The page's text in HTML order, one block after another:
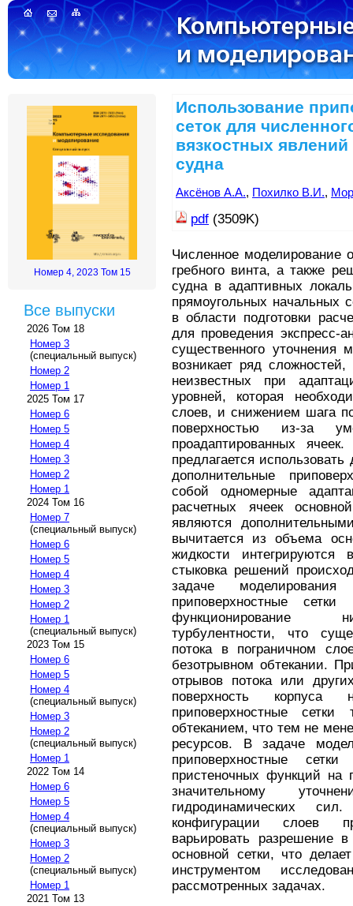
Номер 4, 2023 Том 15
Все выпуски
2026 Том 18
Номер 3
(специальный выпуск)
Номер 2
Номер 1
2025 Том 17
Номер 6
Номер 5
Номер 4
Номер 3
Номер 2
Номер 1
2024 Том 16
Номер 7
(специальный выпуск)
Номер 6
Номер 5
Номер 4
Номер 3
Номер 2
Номер 1
(специальный выпуск)
2023 Том 15
Номер 6
Номер 5
Номер 4
(специальный выпуск)
Номер 3
Номер 2
(специальный выпуск)
Номер 1
2022 Том 14
Номер 6
Номер 5
Номер 4
(специальный выпуск)
Номер 3
Номер 2
(специальный выпуск)
Номер 1
2021 Том 13
Использование
сеток для
вязкостных
судна
Аксёнов А.А., Похилко В.И.,
pdf (3509K)
Численное моделирование
гребного винта, а также
судна в адаптивных
прямоугольных начальных
в области подготовки
для проведения экспресс-
существенного уточнения
возникает ряд
неизвестных при
уровней, которая
слоев, и снижением шага
поверхностью из-за
проадаптированных
предлагается
дополнительные
собой одномерные
расчетных ячеек
являются
вычитается из объема
жидкости
стыковка решений
задаче
приповерхностные
функционирование
турбулентности, что
потока в пограничном
безотрывном обтекании.
отрывов потока или
поверхность
приповерхностные
обтеканием, что тем не
ресурсов. В задаче
приповерхностные
пристеночных функций на
значительному
гидродинамических
конфигурации слоев
варьировать разрешение
основной сетки, что
инструментом
рассмотренных задачах.